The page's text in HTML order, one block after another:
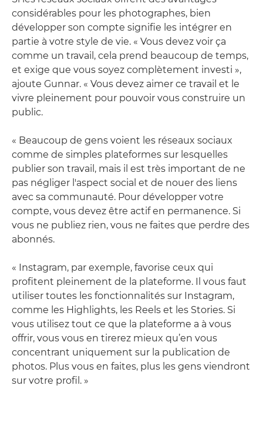
considérables pour les photographes, bien
développer son compte signifie les intégrer en
partie à votre style de vie. « Vous devez voir ça
comme un travail, cela prend beaucoup de temps,
et exige que vous soyez complètement investi »,
ajoute Gunnar. « Vous devez aimer ce travail et le
vivre pleinement pour pouvoir vous construire un
public.
« Beaucoup de gens voient les réseaux sociaux
comme de simples plateformes sur lesquelles
publier son travail, mais il est très important de ne
pas négliger l'aspect social et de nouer des liens
avec sa communauté. Pour développer votre
compte, vous devez être actif en permanence. Si
vous ne publiez rien, vous ne faites que perdre des
abonnés.
« Instagram, par exemple, favorise ceux qui
profitent pleinement de la plateforme. Il vous faut
utiliser toutes les fonctionnalités sur Instagram,
comme les Highlights, les Reels et les Stories. Si
vous utilisez tout ce que la plateforme a à vous
offrir, vous vous en tirerez mieux qu’en vous
concentrant uniquement sur la publication de
photos. Plus vous en faites, plus les gens viendront
sur votre profil. »